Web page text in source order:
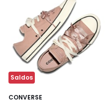
Saldos
CONVERSE